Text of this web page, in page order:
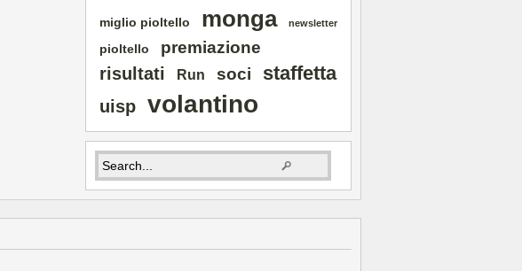
miglio pioltello monga newsletter
pioltello premiazione
risultati Run soci staffetta
uisp volantino